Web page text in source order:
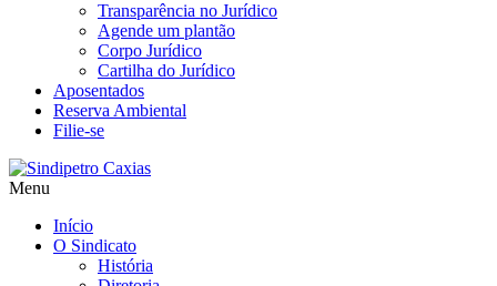
Transparência no Jurídico
Agende um plantão
Corpo Jurídico
Cartilha do Jurídico
Aposentados
Reserva Ambiental
Filie-se
Menu
Início
O Sindicato
História